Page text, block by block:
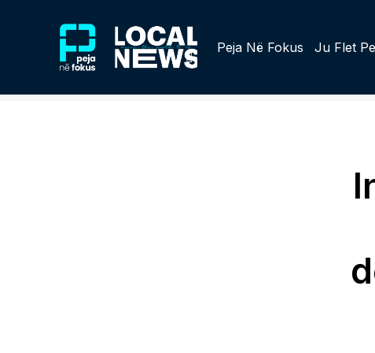
Peja Në Fokus Ju Flet